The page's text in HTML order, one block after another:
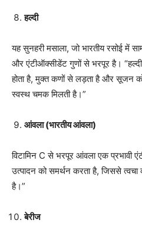
हल्दी
यह सुनहरी मसाला, जो भारतीय रसोई में
और एंटीऑक्सीडेंट गुणों से भरपूर है।
होता है, मुक्त कणों से लड़ता है और सूजन
स्वस्थ चमक मिलती है।”
आंवला (भारतीय आंवला)
विटामिन C से भरपूर आंवला एक
उत्पादन को समर्थन करता है, जिससे
है।”
बेरीज